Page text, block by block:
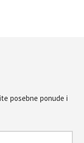
posebne ponude i